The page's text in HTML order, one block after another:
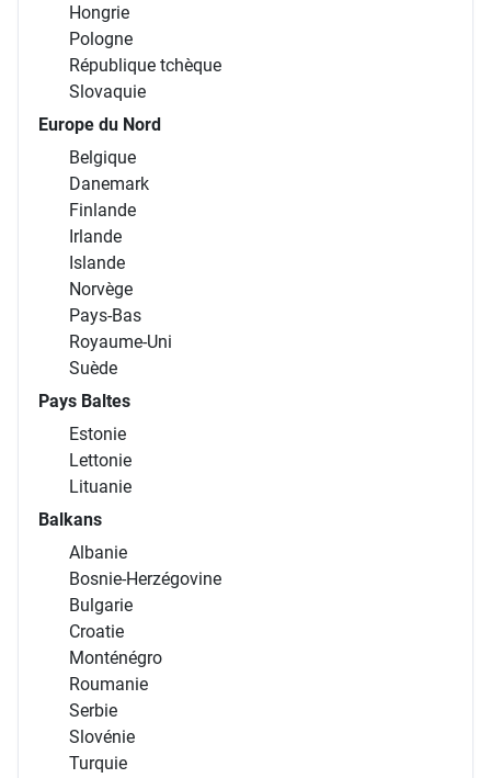
Hongrie
Pologne
République tchèque
Slovaquie
Europe du Nord
Belgique
Danemark
Finlande
Irlande
Islande
Norvège
Pays-Bas
Royaume-Uni
Suède
Pays Baltes
Estonie
Lettonie
Lituanie
Balkans
Albanie
Bosnie-Herzégovine
Bulgarie
Croatie
Monténégro
Roumanie
Serbie
Slovénie
Turquie